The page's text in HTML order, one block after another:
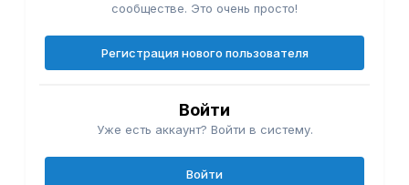
сообществе. Это очень просто!
Регистрация нового пользователя
Войти
Уже есть аккаунт? Войти в систему.
Войти